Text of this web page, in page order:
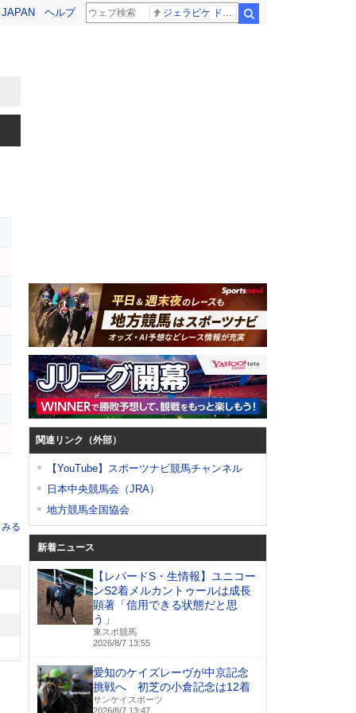
ヘルプ
る
関連リンク（外部）
【YouTube】スポーツナビ競馬チャンネル
日本中央競馬会（JRA）
地方競馬全国協会
新着ニュース
【レパードS・生情報】ユニコー
ンS2着メルカントゥールは成長
顕著「信用できる状態だと思
う」
東スポ競馬
2026/8/7 13:55
愛知のケイズレーヴが中京記念
挑戦へ 初芝の小倉記念は12着
サンケイスポーツ
2026/8/7 13:47